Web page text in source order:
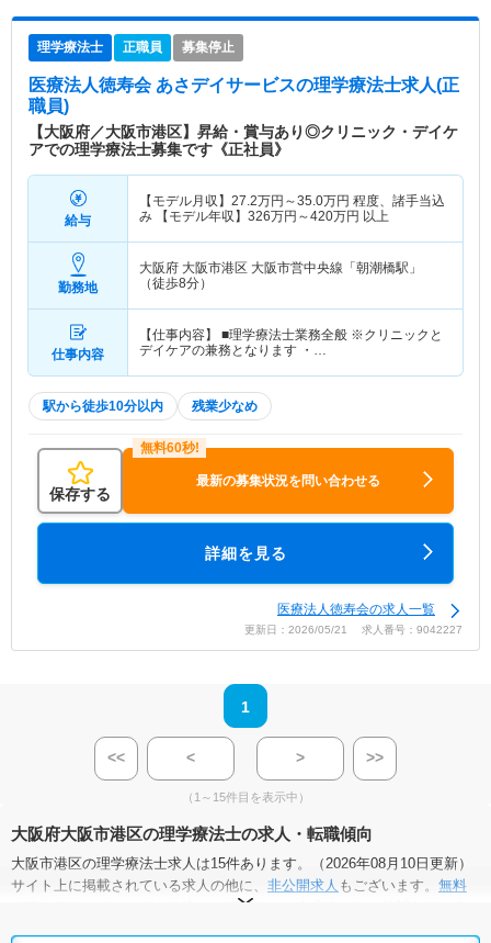
理学療法士 正職員 募集停止
医療法人徳寿会 あさデイサービスの理学療法士求人(正
職員)
【大阪府／大阪市港区】昇給・賞与あり◎クリニック・デイケ
アでの理学療法士募集です《正社員》
給与
【モデル月収】 27.2万円～35.0万円 程度、諸手当込
み 【モデル年収】 326万円～420万円 以上
勤務地
大阪府 大阪市港区 大阪市営中央線「朝潮橋駅」
（徒歩8分）
仕事内容
【仕事内容】 ■理学療法士業務全般 ※クリニックと
デイケアの兼務となります ・…
駅から徒歩10分以内 残業少なめ
保存する
最新の募集状況を問い合わせる
詳細を見る
医療法人徳寿会の求人一覧
更新日：2026/05/21 求人番号：9042227
1
<< < > >>
（1～15件目を表示中）
大阪府大阪市港区の理学療法士の求人・転職傾向
大阪市港区の理学療法士求人は15件あります。（2026年08月10日更新）
サイト上に掲載されている求人の他に、 非公開求人 もございます。 無料
にお申し込みいただくと、全求人からご希望条件に合